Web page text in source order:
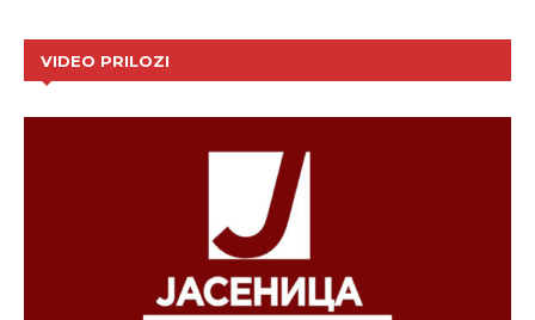
VIDEO PRILOZI